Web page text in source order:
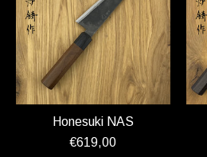
Honesuki NAS
€619,00